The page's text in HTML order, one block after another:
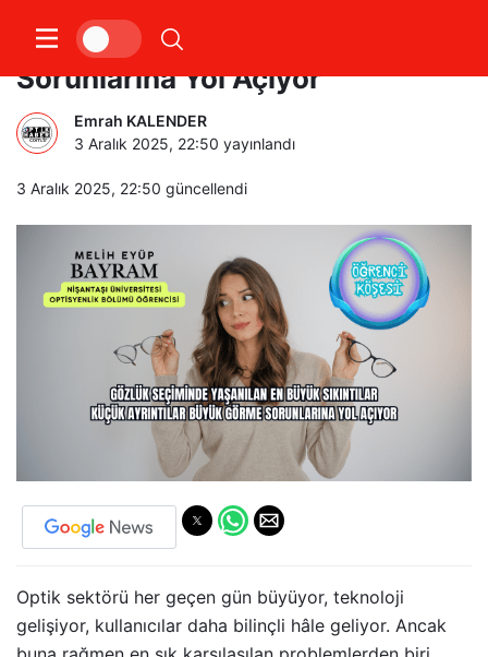
Küçük Ayrıntılar Büyük Görme
Sorunlarına Yol Açıyor
Emrah KALENDER
3 Aralık 2025, 22:50 yayınlandı
3 Aralık 2025, 22:50 güncellendi
Optik sektörü her geçen gün büyüyor, teknoloji
gelişiyor, kullanıcılar daha bilinçli hâle geliyor. Ancak